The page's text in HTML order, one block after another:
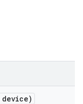
device)